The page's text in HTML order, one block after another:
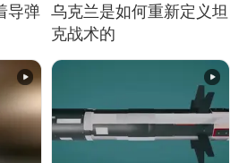
导弹 乌克兰是如何重新定义坦
克战术的